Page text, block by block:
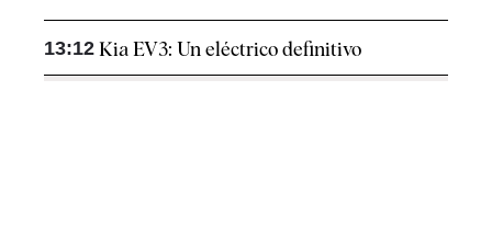
13:12 Kia EV3: Un eléctrico definitivo